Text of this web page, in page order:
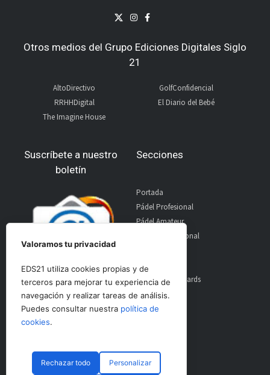
Otros medios del Grupo Ediciones Digitales Siglo
21
AltoDirectivo
RRHHDigital
The Imagine House
GolfConfidencial
El Diario del Bebé
Suscríbete a nuestro
boletín
Secciones
Portada
Pádel Profesional
Pádel Amateur
Pádel Internacional
Material
World Padel Awards
Contacto
Publicidad
Valoramos tu privacidad
EDS21 utiliza cookies propias y de
terceros para mejorar tu experiencia de
navegación y realizar tareas de análisis.
Puedes consultar nuestra política de
cookies.
Rechazar todo Personalizar